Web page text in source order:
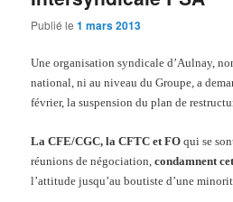
Publié le1 mars 2013
Une organisation syndicale d’Aulnay,
national, ni au niveau du Groupe, a
février, la suspension du plan de
La CFE/CGC, la CFTC et FO qui se
réunions de négociation,condamnent
l’attitude jusqu’au boutiste d’une